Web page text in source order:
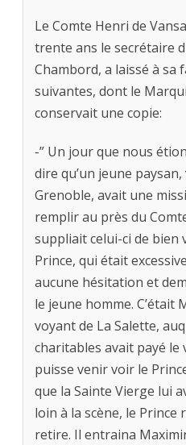
Le Comte Henri de
trente ans le secrétaire
Chambord, a laissé à sa
suivantes, dont le
conservait une copie:
-” Un jour que nous
dire qu’un jeune
Grenoble, avait une
remplir au près du
suppliait celui-ci de bien
Prince, qui était
aucune hésitation et
le jeune homme. C’était
voyant de La Salette,
charitables avait payé le
puisse venir voir le
que la Sainte Vierge lui
loin à la scène, le Prince
retire. Il entraina